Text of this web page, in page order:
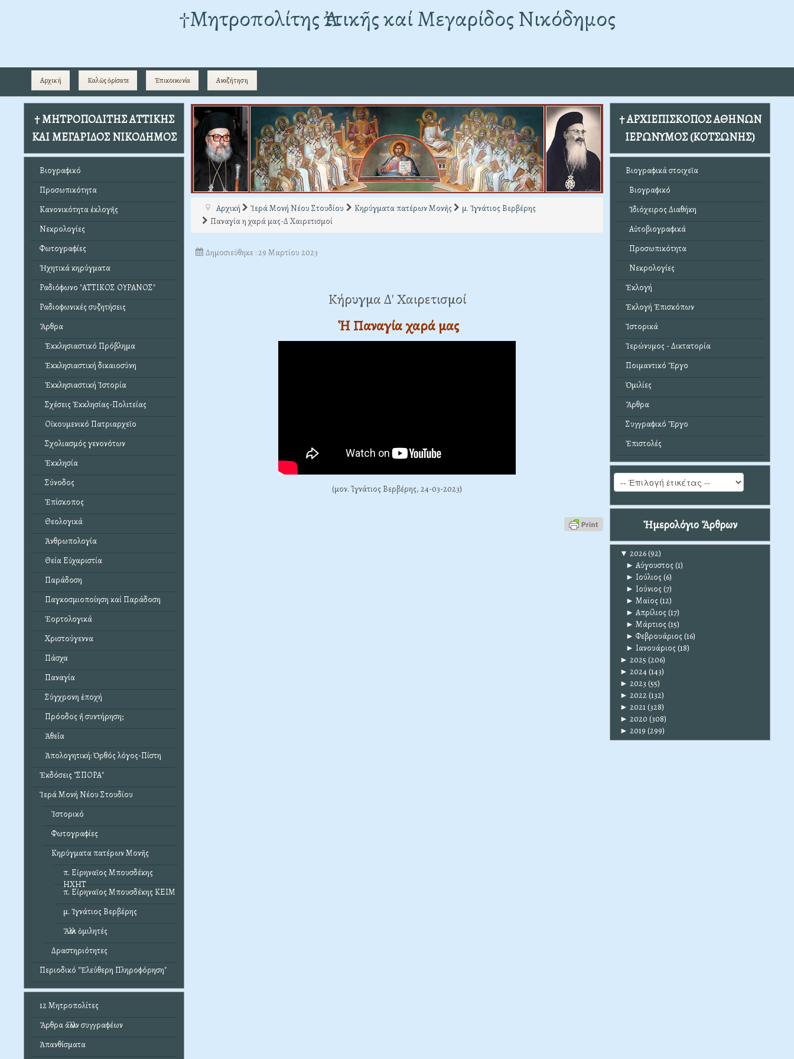
†Mητροπολίτης Ἀττικῆς καί Μεγαρίδος Νικόδημος
Αρχική Καλῶς ὁρίσατε Ἐπικοινωνία Αναζήτηση
† ΜΗΤΡΟΠΟΛΙΤΗΣ ΑΤΤΙΚΗΣ
ΚΑΙ ΜΕΓΑΡΙΔΟΣ ΝΙΚΟΔΗΜΟΣ
Βιογραφικό
Προσωπικότητα
Κανονικότητα ἐκλογῆς
Νεκρολογίες
Φωτογραφίες
Ἠχητικά κηρύγματα
Ραδιόφωνο "ΑΤΤΙΚΟΣ ΟΥΡΑΝΟΣ"
Ραδιοφωνικές συζητήσεις
Ἄρθρα
Ἐκκλησιαστικό Πρόβλημα
Ἐκκλησιαστική δικαιοσύνη
Ἐκκλησιαστική Ἱστορία
Σχέσεις Ἐκκλησίας-Πολιτείας
Οἰκουμενικό Πατριαρχεῖο
Σχολιασμός γενονότων
Ἐκκλησία
Σύνοδος
Ἐπίσκοπος
Θεολογικά
Ἀνθρωπολογία
Θεία Εὐχαριστία
Παράδοση
Παγκοσμιοποίηση καί Παράδοση
Ἑορτολογικά
Χριστούγεννα
Πάσχα
Παναγία
Σύγχρονη ἐποχή
Πρόοδος ἤ συντήρηση;
Ἀθεΐα
Ἀπολογητική: Ὀρθός λόγος-Πίστη
Ἐκδόσεις "ΣΠΟΡΑ"
Ἱερά Μονή Νέου Στουδίου
Ἱστορικό
Φωτογραφίες
Κηρύγματα πατέρων Μονῆς
π. Εἰρηναῖος Μπουσδέκης
ΗΧΗΤ
π. Εἰρηναῖος Μπουσδέκης ΚΕΙΜ
μ. Ἰγνάτιος Βερβέρης
Ἄλλοι ὁμιλητές
Δραστηριότητες
Περιοδικό "Ἐλεύθερη Πληροφόρηση"
12 Μητροπολίτες
Ἄρθρα ἄλλων συγγραφέων
Ἀπανθίσματα
Αρχική Ἱερά Μονή Νέου Στουδίου Κηρύγματα πατέρων Μονῆς
μ. Ἰγνάτιος Βερβέρης
Παναγία η χαρά μας-Δ Χαιρετισμοί
Δημοσιεύθηκε : 29 Μαρτίου 2023
Κήρυγμα Δ' Χαιρετισμοί
Ἡ Παναγία χαρά μας
(μον. Ίγνάτιος Βερβέρης, 24-03-2023)
† ΑΡΧΙΕΠΙΣΚΟΠΟΣ ΑΘΗΝΩΝ
ΙΕΡΩΝΥΜΟΣ (ΚΟΤΣΩΝΗΣ)
Βιογραφικά στοιχεῖα
Βιογραφικό
Ἰδιόχειρος Διαθήκη
Αὐτοβιογραφικά
Προσωπικότητα
Νεκρολογίες
Ἐκλογή
Ἐκλογή Ἐπισκόπων
Ἱστορικά
Ἱερώνυμος - Δικτατορία
Ποιμαντικό Ἔργο
Ὁμιλίες
Ἄρθρα
Συγγραφικό Ἔργο
Ἐπιστολές
Ἡμερολόγιο Ἄρθρων
▼ 2026(92)
► Αύγουστος (1)
► Ιούλιος (6)
► Ιούνιος (7)
► Μαϊος (12)
► Απρίλιος (17)
► Μάρτιος (15)
► Φεβρουάριος (16)
► Ιανουάριος (18)
► 2025 (206)
► 2024(143)
► 2023 (55)
► 2022(132)
► 2021(328)
► 2020 (308)
► 2019 (299)